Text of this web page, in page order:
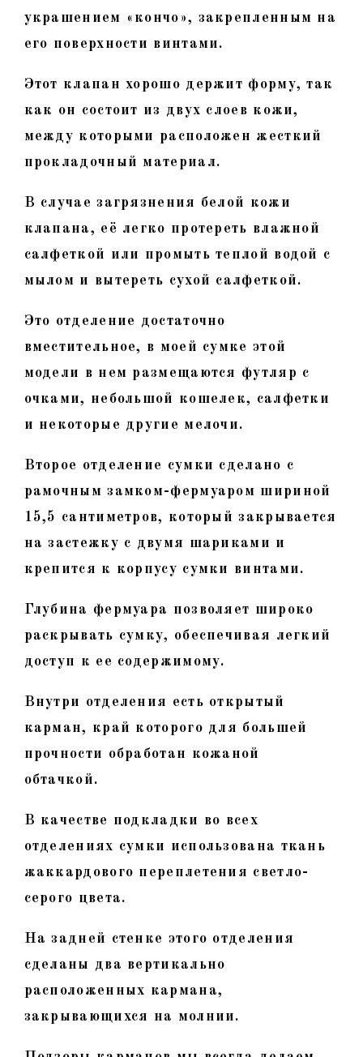
украшением «кончо», закрепленным на
его поверхности винтами.
Этот клапан хорошо держит форму, так
как он состоит из двух слоев кожи,
между которыми расположен жесткий
прокладочный материал.
В случае загрязнения белой кожи
клапана, её легко протереть влажной
салфеткой или промыть теплой водой с
мылом и вытереть сухой салфеткой.
Это отделение достаточно
вместительное, в моей сумке этой
модели в нем размещаются футляр с
очками, небольшой кошелек, салфетки
и некоторые другие мелочи.
Второе отделение сумки сделано с
рамочным замком-фермуаром шириной
15,5 сантиметров, который закрывается
на застежку с двумя шариками и
крепится к корпусу сумки винтами.
Глубина фермуара позволяет широко
раскрывать сумку, обеспечивая легкий
доступ к ее содержимому.
Внутри отделения есть открытый
карман, край которого для большей
прочности обработан кожаной
обтачкой.
В качестве подкладки во всех
отделениях сумки использована ткань
жаккардового переплетения светло-
серого цвета.
На задней стенке этого отделения
сделаны два вертикально
расположенных кармана,
закрывающихся на молнии.